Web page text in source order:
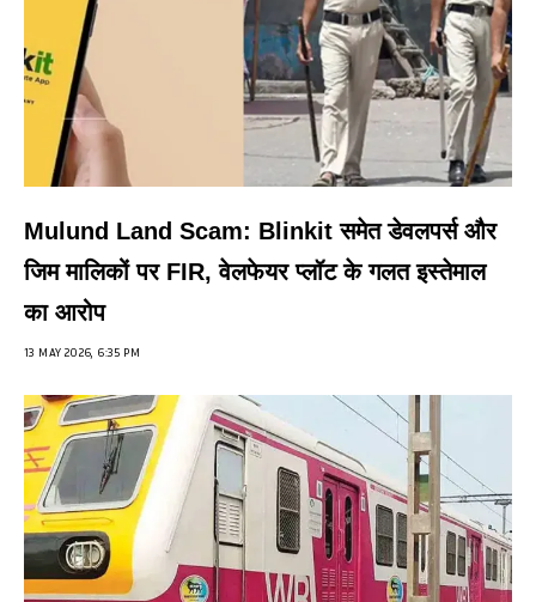
Mulund Land Scam: Blinkit समेत डेवलपर्स और
जिम मालिकों पर FIR, वेलफेयर प्लॉट के गलत इस्तेमाल
का आरोप
13 MAY 2026, 6:35 PM